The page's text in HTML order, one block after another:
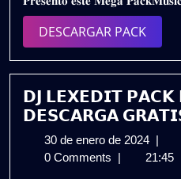
2024
DESCARGAR PACK
PACK
𝗗𝗝 𝗟𝗘𝗫𝗘𝗗𝗜𝗧
𝗗𝗘𝗦𝗖𝗔𝗥𝗚𝗔
30 de enero de 2024 30
de
|
0 Comments | 21:45